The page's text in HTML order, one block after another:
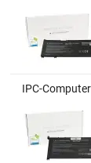
IPC-